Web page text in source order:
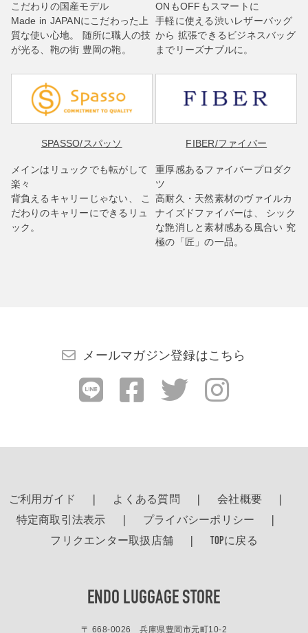
こだわりの国産モデル
Made in JAPANにこだわった上
質な使い心地。 随所に職人の技
が光る、鞄の街 豊岡の鞄。
ONもOFFもスマートに
手軽に使える渋いレザーバッグ
から 拡張できるビジネスバッグ
までリーズナブルに。
SPASSO/スパッソ
メインはリュックでも転がして
楽々
背負えるキャリーじゃない、 こ
だわりのキャリーにできるリュ
ック。
FIBER/ファイバー
重厚感あるファイバープロダク
ツ
高耐久・天然素材のヴァイルカ
ナイズドファイバーは、 シック
な艶消しと素材感ある風合い 究
極の「匠」の一品。
メールマガジン登録はこちら
ご利用ガイド よくある質問
会社概要
特定商取引法表示
プライバシーポリシー
フリクエンター取扱店舗
TOPに戻る
ENDO LUGGAGE STORE
〒 668-0026 兵庫県豊岡市元町10-2